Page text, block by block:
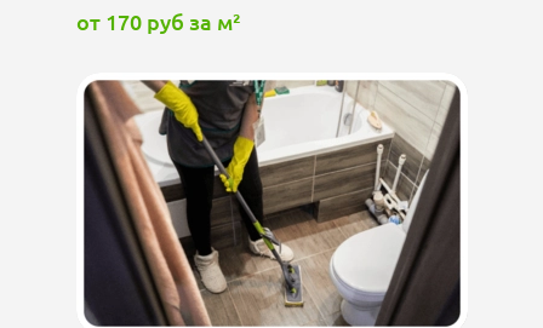
от 170 руб за м²